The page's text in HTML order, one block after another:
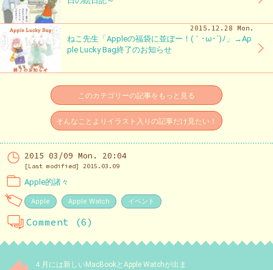
2015.12.28 Mon.
ねこ先生「Appleの福袋に並ぼー！(｀･ω･´)ﾉ」→Ap
ple Lucky Bag終了のお知らせ
このカテゴリーの記事をもっと見る
そんなことよりイラスト入りの記事だけ見たい！
2015 03/09 Mon. 20:04
[Last modified] 2015.03.09
Apple的諸々
Apple Apple Watch イベント
Comment (6)
４月には新しいMacBookとApple Watchが出ま